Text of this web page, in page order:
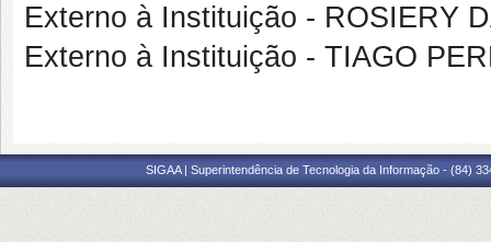
Externo à Instituição - ROSIERY
Externo à Instituição - TIAGO
SIGAA | Superintendência de Tecnologia da Informação - (84)